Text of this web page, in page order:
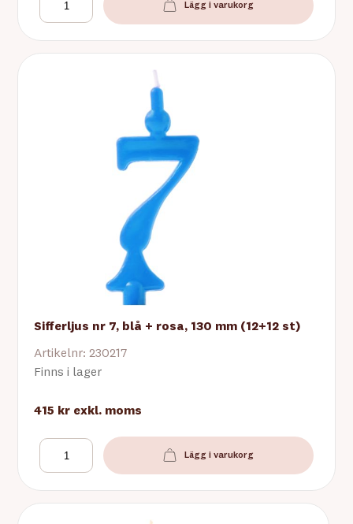
Lägg i varukorg
Sifferljus nr 7, blå + rosa, 130 mm (12+12 st)
Artikelnr: 230217
Finns i lager
415 kr exkl. moms
Lägg i varukorg